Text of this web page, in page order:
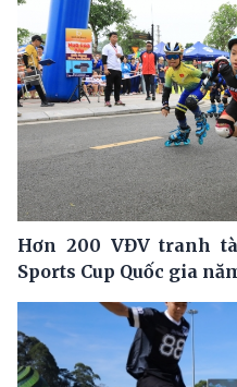
Hơn 200 VĐV tranh
Sports Cup Quốc gia